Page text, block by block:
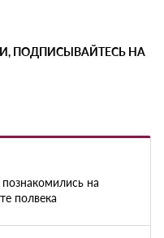
ПОДПИСЫВАЙТЕСЬ НА
на
полвека